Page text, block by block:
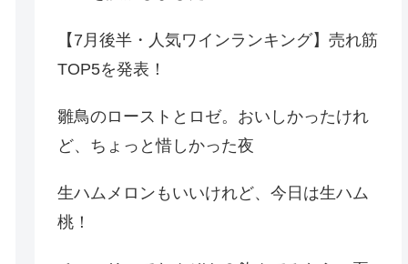
【7月後半・人気ワインランキング】売れ筋
TOP5を発表！
雛鳥のローストとロゼ。おいしかったけれ
ど、ちょっと惜しかった夜
生ハムメロンもいいけれど、今日は生ハム
桃！